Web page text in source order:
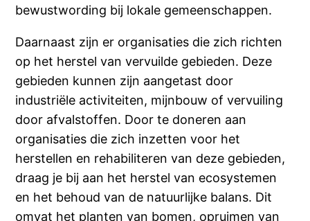
bewustwording bij lokale gemeenschappen.
Daarnaast zijn er organisaties die zich richten
op het herstel van vervuilde gebieden. Deze
gebieden kunnen zijn aangetast door
industriële activiteiten, mijnbouw of vervuiling
door afvalstoffen. Door te doneren aan
organisaties die zich inzetten voor het
herstellen en rehabiliteren van deze gebieden,
draag je bij aan het herstel van ecosystemen
en het behoud van de natuurlijke balans. Dit
omvat het planten van bomen, opruimen van